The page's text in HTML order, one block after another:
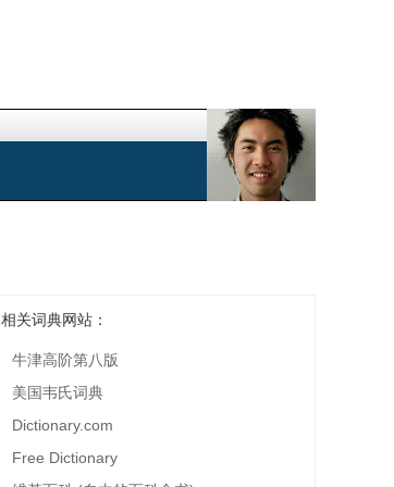
相关词典网站：
牛津高阶第八版
美国韦氏词典
Dictionary.com
Free Dictionary